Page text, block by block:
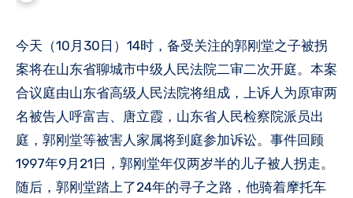
今天（10月30日）14时，备受关注的郭刚堂之子被拐
案将在山东省聊城市中级人民法院二审二次开庭。本案
合议庭由山东省高级人民法院将组成，上诉人为原审两
名被告人呼富吉、唐立霞，山东省人民检察院派员出
庭，郭刚堂等被害人家属将到庭参加诉讼。事件回顾
1997年9月21日，郭刚堂年仅两岁半的儿子被人拐走。
随后，郭刚堂踏上了24年的寻子之路，他骑着摩托车